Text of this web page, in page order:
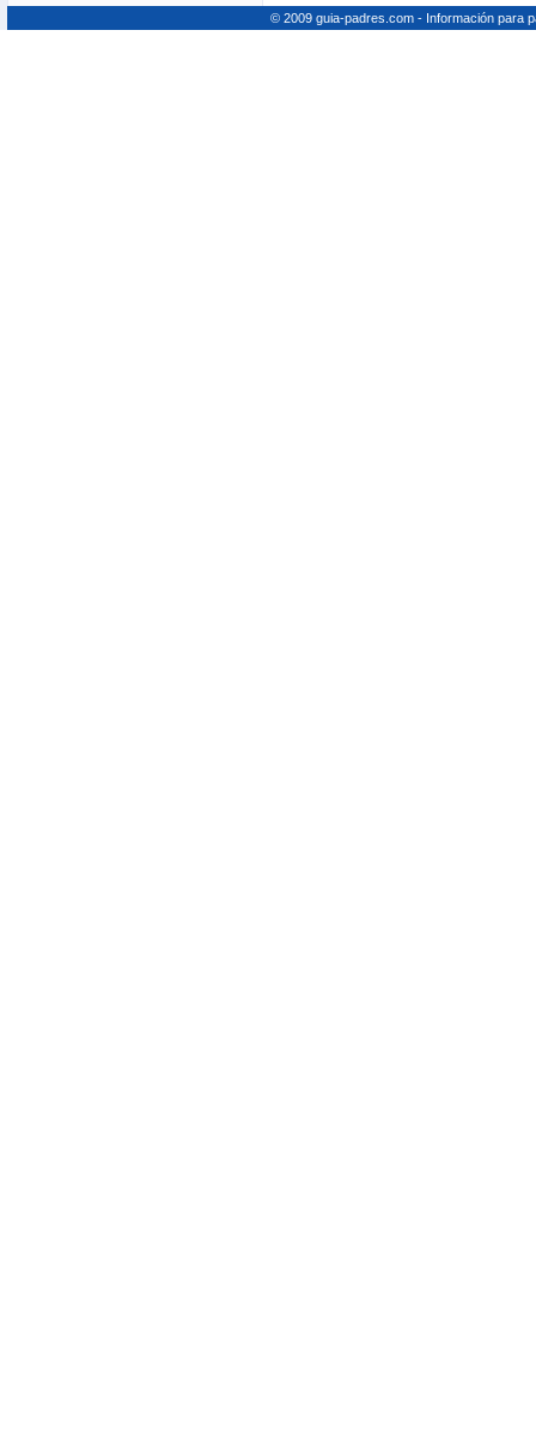
© 2009 guia-padres.com - Información para